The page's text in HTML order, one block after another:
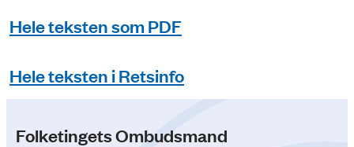
Hele teksten som PDF
Hele teksten i Retsinfo
Folketingets Ombudsmand